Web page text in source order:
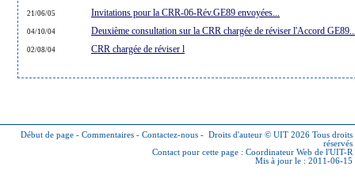
21/06/05 Invitations pour la CRR-06-Rév.GE89 envoyées...
04/10/04 Deuxième consultation sur la CRR chargée de réviser l'Accord
02/08/04 CRR chargée de réviser l
Début de page - Commentaires - Contactez-nous - Droits d'auteur © UIT 2026 Tous droits
réservés
Contact pour cette page : Coordinateur Web de l'UIT-R
Mis à jour le : 2011-06-15